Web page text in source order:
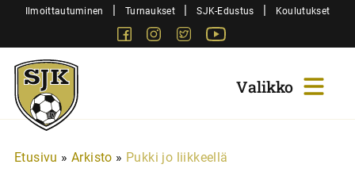
SiirryIlmoittautuminen | Turnaukset | SJK-Edustus | Koulutukset
FacebookInstagram
Twitter
Sjk-
Juniorit
Etusivu » Arkisto » Pukki jo liikkeellä